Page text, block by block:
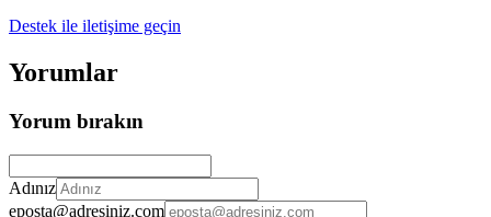
Destek ile iletişime geçin
Yorumlar
Yorum bırakın
Adınız
eposta@adresiniz.com